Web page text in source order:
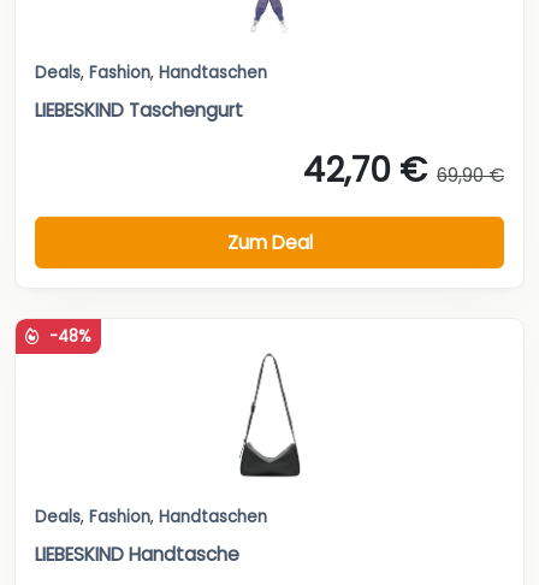
Deals, Fashion, Handtaschen
LIEBESKIND Taschengurt
42,70 € 69,90 €
Zum Deal
-48%
Deals, Fashion, Handtaschen
LIEBESKIND Handtasche